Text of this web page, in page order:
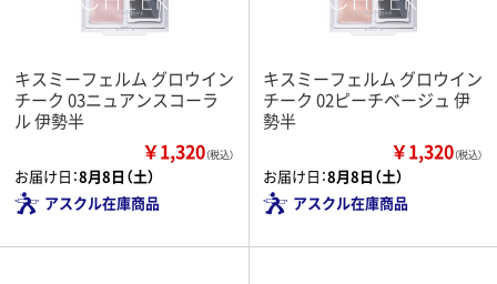
キスミーフェルム グロウイン
チーク 03ニュアンスコーラ
ル 伊勢半
￥1,320（税込）
お届け日：8月8日（土）
アスクル在庫商品
キスミーフェルム グロウイン
チーク 02ピーチベージュ 伊
勢半
￥1,320（税込）
お届け日：8月8日（土）
アスクル在庫商品